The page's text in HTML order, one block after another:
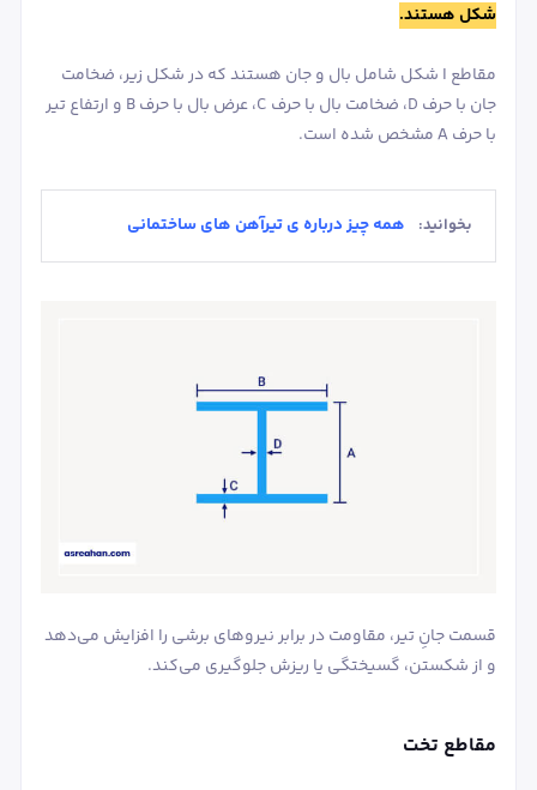
شکل هستند.
مقاطع I شکل شامل بال و جان هستند که در شکل زیر، ضخامت
جان با حرف D، ضخامت بال با حرف C، عرض بال با حرف B و ارتفاع تیر
با حرف A مشخص شده است.
بخوانید: همه چیز درباره ی تیرآهن های ساختمانی
قسمت جانِ تیر، مقاومت در برابر نیروهای برشی را افزایش می‌دهد
و از شکستن، گسیختگی یا ریزش جلوگیری می‌کند.
مقاطع تخت